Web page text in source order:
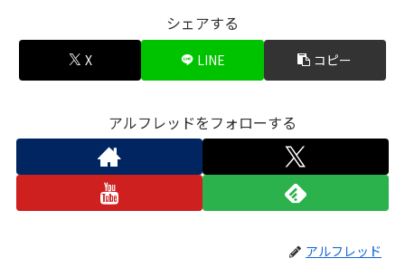
シェアする
X LINE コピー
アルフレッドをフォローする
アルフレッド